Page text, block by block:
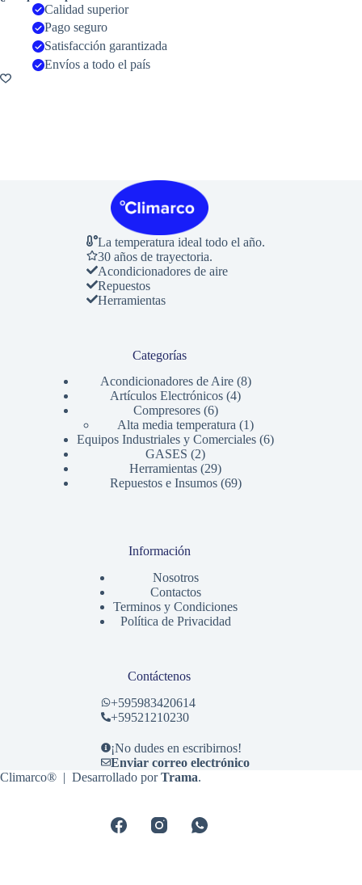
Calidad superior
Pago seguro
Satisfacción garantizada
Envíos a todo el país
La temperatura ideal todo el año.
30 años de trayectoria.
Acondicionadores de aire
Repuestos
Herramientas
Categorías
Acondicionadores de Aire 88
Artículos Electrónicos 44
Compresores 66
productos
Alta media temperatura 11
producto
Equipos Industriales y Comerciales 66
GASES 22
productos
Herramientas 2929
productos
Repuestos e Insumos 6969
Información
Nosotros
Contactos
Terminos y Condiciones
Política de Privacidad
Contáctenos
+595983420614
+59521210230
¡No dudes en escribirnos!
Enviar correo electrónico
Climarco® | Desarrollado porTrama.